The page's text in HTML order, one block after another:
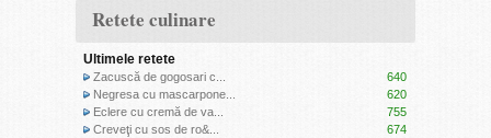
Retete culinare
Ultimele retete
Zacuscă de gogosari c...
640
Negresa cu mascarpone...
620
Eclere cu cremă de va...
755
Creveţi cu sos de ro&...
674